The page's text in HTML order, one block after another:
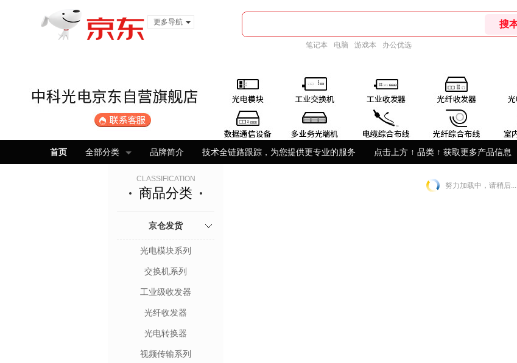
更多导航
笔记本 电脑 游戏本 办公优选
首页 全部分类 品牌简介 技术全链路跟踪，为您提供更专业的服务 点击上方 ↑ 品类 ↑ 获取更多产品信息
CLASSIFICATION
商品分类
京仓发货
光电模块系列
交换机系列
工业级收发器
光纤收发器
光电转换器
视频传输系列
努力加载中，请稍后...